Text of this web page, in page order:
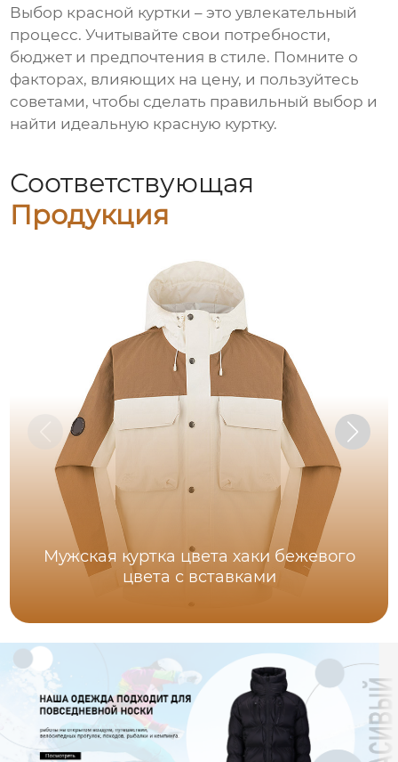
Выбор красной куртки – это увлекательный
процесс. Учитывайте свои потребности,
бюджет и предпочтения в стиле. Помните о
факторах, влияющих на цену, и пользуйтесь
советами, чтобы сделать правильный выбор и
найти идеальную красную куртку.
Соответствующая
Продукция
Мужская куртка цвета хаки бежевого
цвета с вставками